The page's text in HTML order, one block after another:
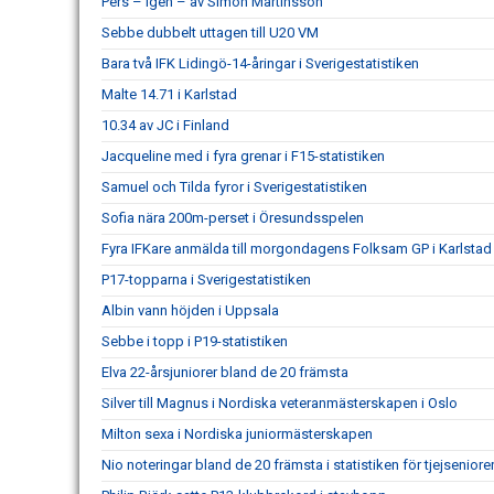
Sebbe dubbelt uttagen till U20 VM
Bara två IFK Lidingö-14-åringar i Sverigestatistiken
Malte 14.71 i Karlstad
10.34 av JC i Finland
Jacqueline med i fyra grenar i F15-statistiken
Samuel och Tilda fyror i Sverigestatistiken
Sofia nära 200m-perset i Öresundsspelen
Fyra IFKare anmälda till morgondagens Folksam GP i Karlstad
P17-topparna i Sverigestatistiken
Albin vann höjden i Uppsala
Sebbe i topp i P19-statistiken
Elva 22-årsjuniorer bland de 20 främsta
Silver till Magnus i Nordiska veteranmästerskapen i Oslo
Milton sexa i Nordiska juniormästerskapen
Nio noteringar bland de 20 främsta i statistiken för